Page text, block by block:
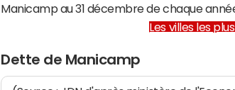
Manicamp au 31 décembre de chaque
Les villes les
Dette de Manicamp